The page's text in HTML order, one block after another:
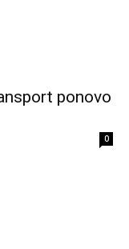
ponovo
0